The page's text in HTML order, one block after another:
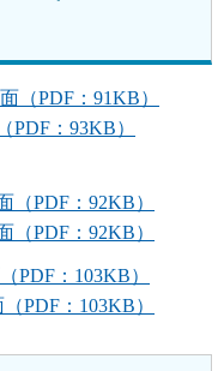
PDF：91KB）
：93KB）
PDF：92KB）
PDF：92KB）
：103KB）
PDF：103KB）